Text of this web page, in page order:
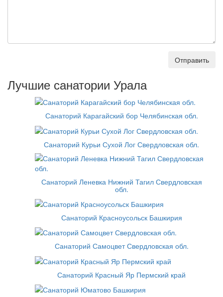
Отправить
Лучшие санатории Урала
Санаторий Карагайский бор Челябинская обл.
Санаторий Курьи Сухой Лог Свердловская обл.
Санаторий Леневка Нижний Тагил Свердловская
обл.
Санаторий Красноусольск Башкирия
Санаторий Самоцвет Свердловская обл.
Санаторий Красный Яр Пермский край